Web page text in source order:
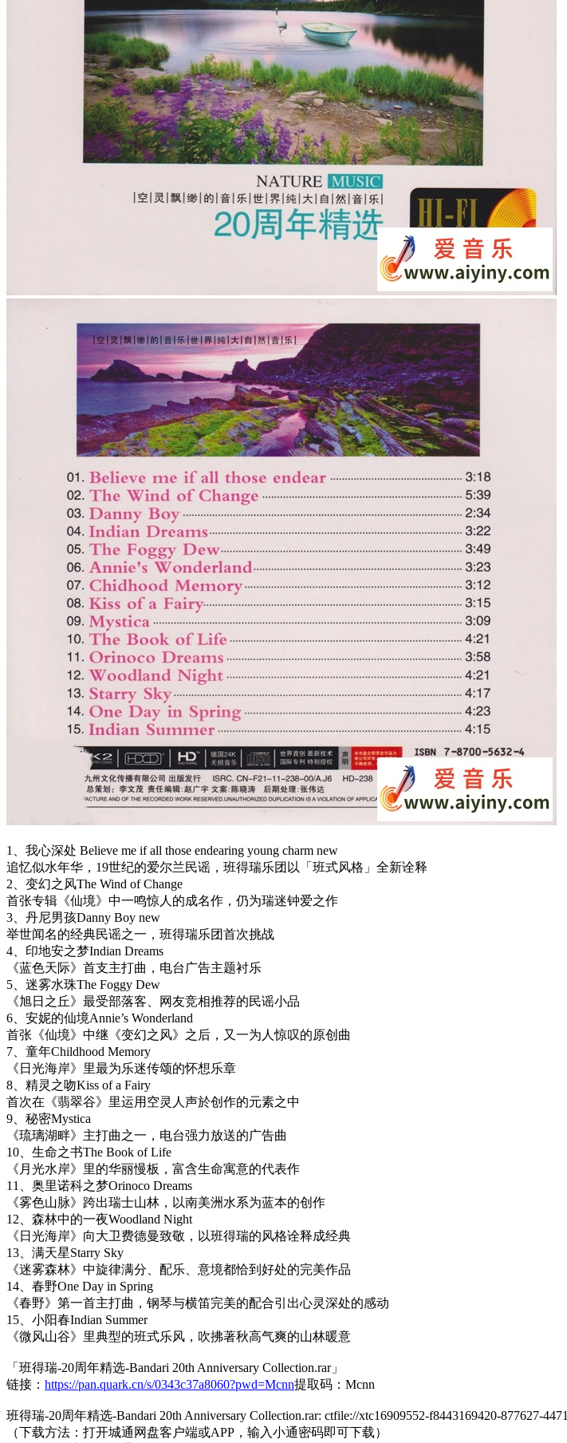
1、我心深处 Believe me if all those endearing young charm new
追忆似水年华，19世纪的爱尔兰民谣，班得瑞乐团以「班式风格」全新诠释
2、变幻之风The Wind of Change
首张专辑《仙境》中一鸣惊人的成名作，仍为瑞迷钟爱之作
3、丹尼男孩Danny Boy new
举世闻名的经典民谣之一，班得瑞乐团首次挑战
4、印地安之梦Indian Dreams
《蓝色天际》首支主打曲，电台广告主题衬乐
5、迷雾水珠The Foggy Dew
《旭日之丘》最受部落客、网友竞相推荐的民谣小品
6、安妮的仙境Annie’s Wonderland
首张《仙境》中继《变幻之风》之后，又一为人惊叹的原创曲
7、童年Childhood Memory
《日光海岸》里最为乐迷传颂的怀想乐章
8、精灵之吻Kiss of a Fairy
首次在《翡翠谷》里运用空灵人声於创作的元素之中
9、秘密Mystica
《琉璃湖畔》主打曲之一，电台强力放送的广告曲
10、生命之书The Book of Life
《月光水岸》里的华丽慢板，富含生命寓意的代表作
11、奥里诺科之梦Orinoco Dreams
《雾色山脉》跨出瑞士山林，以南美洲水系为蓝本的创作
12、森林中的一夜Woodland Night
《日光海岸》向大卫费德曼致敬，以班得瑞的风格诠释成经典
13、满天星Starry Sky
《迷雾森林》中旋律满分、配乐、意境都恰到好处的完美作品
14、春野One Day in Spring
《春野》第一首主打曲，钢琴与横笛完美的配合引出心灵深处的感动
15、小阳春Indian Summer
《微风山谷》里典型的班式乐风，吹拂著秋高气爽的山林暖意
「班得瑞-20周年精选-Bandari 20th Anniversary Collection.rar」
链接： https://pan.quark.cn/s/0343c37a8060?pwd=Mcnn提取码：Mcnn
班得瑞-20周年精选-Bandari 20th Anniversary Collection.rar: ctfile://xtc16909552-f8443169420-877627-4471
（下载方法：打开城通网盘客户端或APP，输入小通密码即可下载）